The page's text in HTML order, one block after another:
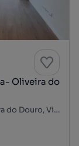
Oliveira do
Rua Sophia Mello Breyner, Freixieiro, Oliveira do Douro, Vila Nova de Gaia, Porto